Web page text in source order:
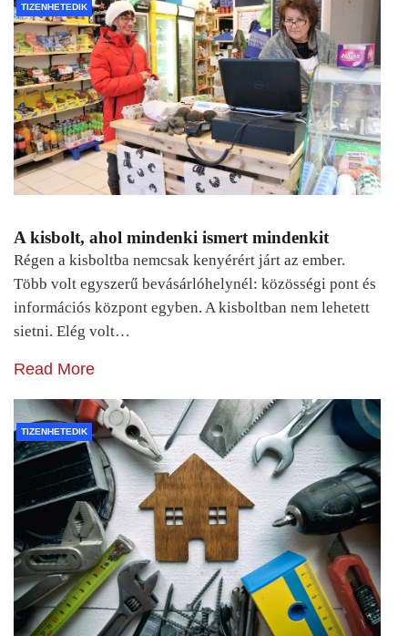
TIZENHETEDIK
A kisbolt, ahol mindenki ismert mindenkit
Régen a kisboltba nemcsak kenyérért járt az ember.
Több volt egyszerű bevásárlóhelynél: közösségi pont és
információs központ egyben. A kisboltban nem lehetett
sietni. Elég volt…
Read More
TIZENHETEDIK